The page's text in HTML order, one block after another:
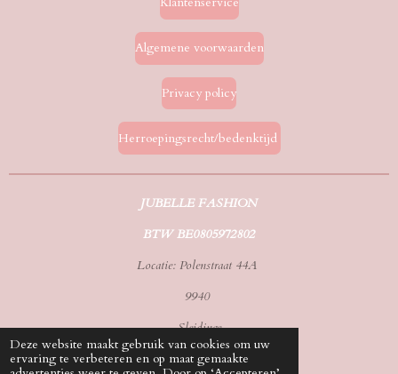
Deze website maakt gebruik van cookies om uw
ervaring te verbeteren en op maat gemaakte
Algemene voorwaarden
Privacy policy
Herroepingsrecht/bedenktijd
JUBELLE FASHION
BTW BE0805972802
Locatie: Polenstraat 44A
9940
Sleidinge
Tel./whatsapp: 0492583070